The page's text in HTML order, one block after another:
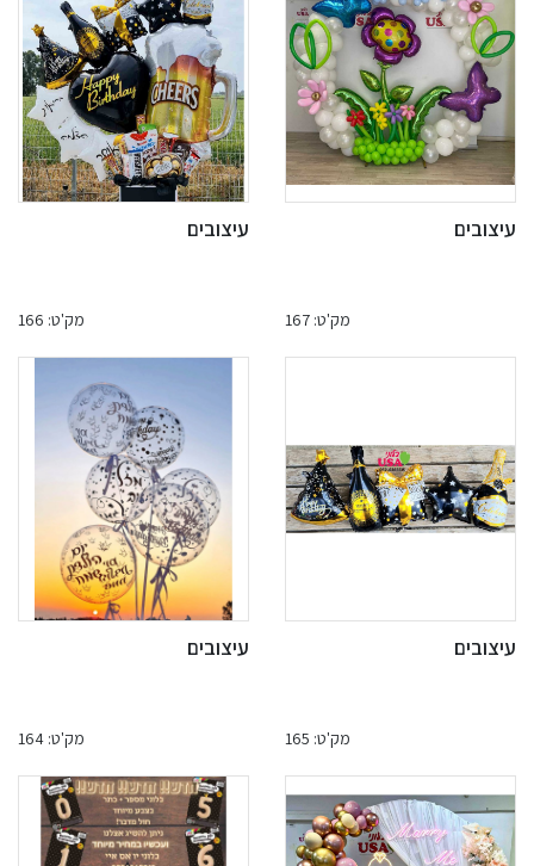
עיצובים
מק'ט: 167
עיצובים
מק'ט: 166
עיצובים
מק'ט: 165
עיצובים
מק'ט: 164